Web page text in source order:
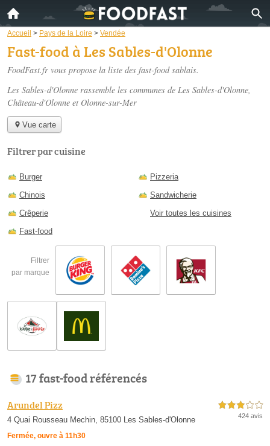
Accueil > Pays de la Loire > Vendée
Fast-food à Les Sables-d'Olonne
FoodFast.fr vous propose la liste des fast-food sablais.
Les Sables-d'Olonne rassemble les communes de Les Sables-d'Olonne,
Château-d'Olonne et Olonne-sur-Mer
Vue carte
Filtrer par cuisine
Burger
Chinois
Crêperie
Fast-food
Pizzeria
Sandwicherie
Voir toutes les cuisines
Filtrer
par marque
17 fast-food référencés
Arundel Pizz
4 Quai Rousseau Mechin, 85100 Les Sables-d'Olonne
Fermée, ouvre à 11h30
3,0 étoiles sur 5
424 avis